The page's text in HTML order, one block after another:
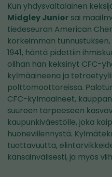
Kun yhdysvaltalainen
Midgley Junior sai
tiedeseuran American
korkeimman
1941, häntä pidettiin
olihan hän keksinyt CFC-
kylmäaineena ja
polttomoottoreissa.
CFC-kylmäaineet,
suureen tarpeeseen
kaupunkiväestölle, joka
huoneviilennystä.
tuottavuutta,
kansainvälisesti, ja myös